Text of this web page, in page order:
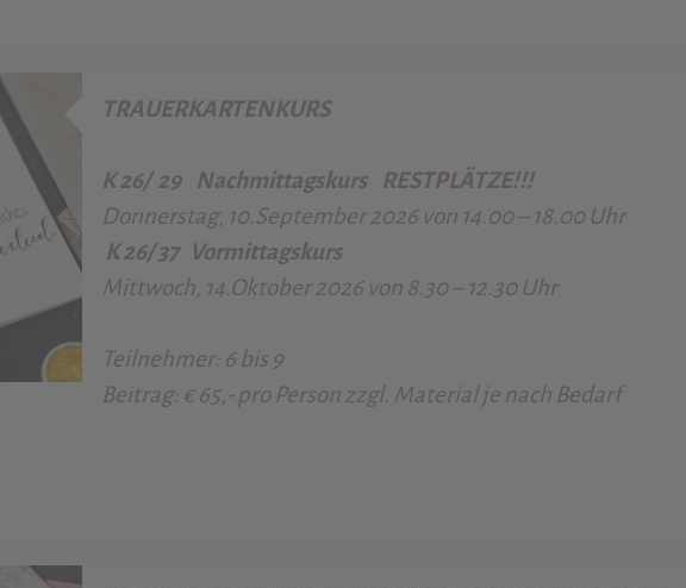
TRAUERKARTENKURS
K 26/ 29
Nachmittagskurs RESTPLÄTZE!!!
Donnerstag, 10.September 2026 von 14.00 – 18.00 Uhr
K 26/ 37
Vormittagskurs
Mittwoch, 14.Oktober 2026 von 8.30 – 12.30 Uhr
Teilnehmer: 6 bis 9
Beitrag: € 65,-pro Person zzgl. Material je nach Bedarf